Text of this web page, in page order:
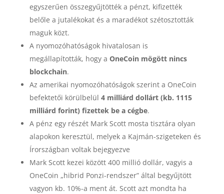
egyszerűen összegyűjtötték a pénzt, kifizették
belőle a jutalékokat és a maradékot szétosztották
maguk közt.
A nyomozóhatóságok hivatalosan is
megállapították, hogy a OneCoin mögött nincs
blockchain.
Az amerikai nyomozóhatóságok szerint a OneCoin
befektetői körülbelül 4 milliárd dollárt (kb. 1115
milliárd forint) fizettek be a cégbe.
A pénz egy részét Mark Scott mosta tisztára olyan
alapokon keresztül, melyek a Kajmán-szigeteken és
Írországban voltak bejegyezve
Mark Scott kezei között 400 millió dollár, vagyis a
OneCoin „hibrid Ponzi-rendszer” által begyűjtött
vagyon kb. 10%-a ment át. Scott azt mondta ha